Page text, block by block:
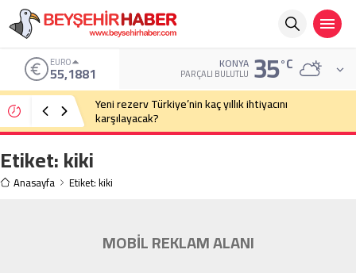
EURO
55,1881 KONYA
PARÇALI BULUTLU 35°C
Yeni rezerv Türkiye’nin kaç yıllık ihtiyacını
karşılayacak?
Etiket:kiki
Anasayfa Etiket: kiki
MOBİL REKLAM ALANI